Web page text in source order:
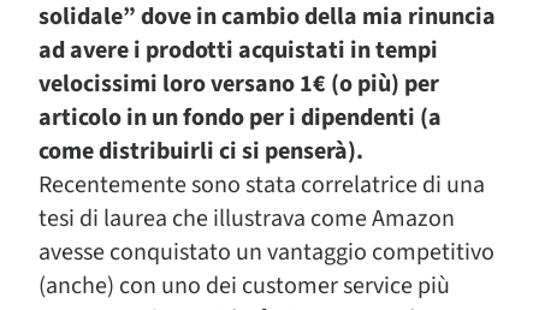
solidale” dove in cambio della mia rinuncia
ad avere i prodotti acquistati in tempi
velocissimi loro versano 1€ (o più) per
articolo in un fondo per i dipendenti (a
come distribuirli ci si penserà).
Recentemente sono stata correlatrice di una
tesi di laurea che illustrava come Amazon
avesse conquistato un vantaggio competitivo
(anche) con uno dei customer service più